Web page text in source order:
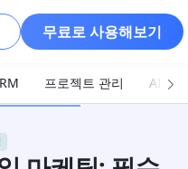
무료로 사용해보기
프로젝트 관리 AI 및